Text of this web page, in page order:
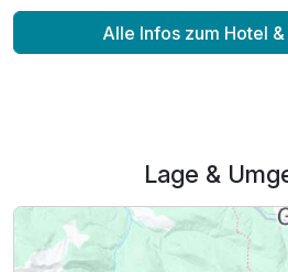
Für 8 Tage
Alle Infos zum Hotel
Lage &